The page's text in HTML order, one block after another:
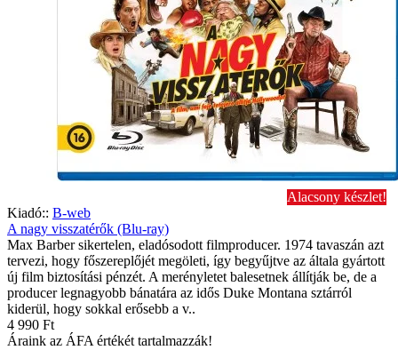
Alacsony készlet!
Kiadó:: B-web
A nagy visszatérők (Blu-ray)
Max Barber sikertelen, eladósodott filmproducer. 1974 tavaszán azt
tervezi, hogy főszereplőjét megöleti, így begyűjtve az általa gyártott
új film biztosítási pénzét. A merényletet balesetnek állítják be, de a
producer legnagyobb bánatára az idős Duke Montana sztárról
kiderül, hogy sokkal erősebb a v..
4 990 Ft
Áraink az ÁFA értékét tartalmazzák!